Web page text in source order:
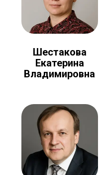
Шестакова
Екатерина
Владимировна